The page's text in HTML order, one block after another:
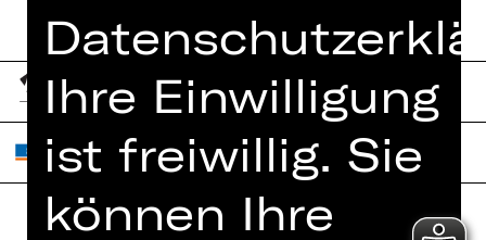
Ihre Einwilligung
ist freiwillig. Sie
können Ihre